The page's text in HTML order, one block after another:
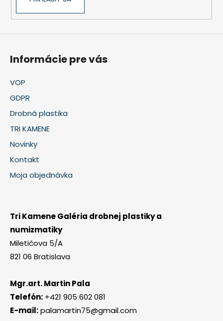
Informácie pre vás
VOP
GDPR
Drobná plastika
TRI KAMENE
Novinky
Kontakt
Moja objednávka
Tri Kamene Galéria drobnej plastiky a
numizmatiky
Miletičova 5/A
821 06 Bratislava
Mgr.art. Martin Pala
Telefón: +421 905 602 081
E-mail:palamartin75@gmail.com